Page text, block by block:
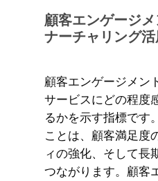
顧客エンゲージ
ナーチャリング活
顧客エンゲージメン
サービスにどの程度
るかを示す指標です
ことは、顧客満足度
ィの強化、そして長
つながります。顧客